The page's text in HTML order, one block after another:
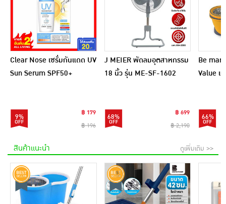
Clear Nose เซรั่มกันแดด UV
Sun Serum SPF50+
9%
฿ 179
฿ 196
J MEIER พัดลมอุตสาหกรรม
18 นิ้ว รุ่น ME-SF-1602
68%
฿ 699
฿ 2,190
Be
Value แ
66%
สินค้าแนะนำ ดูเพิ่มเติม >>